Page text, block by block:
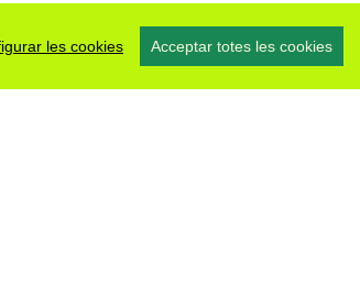
les cookies Acceptar totes les cookies